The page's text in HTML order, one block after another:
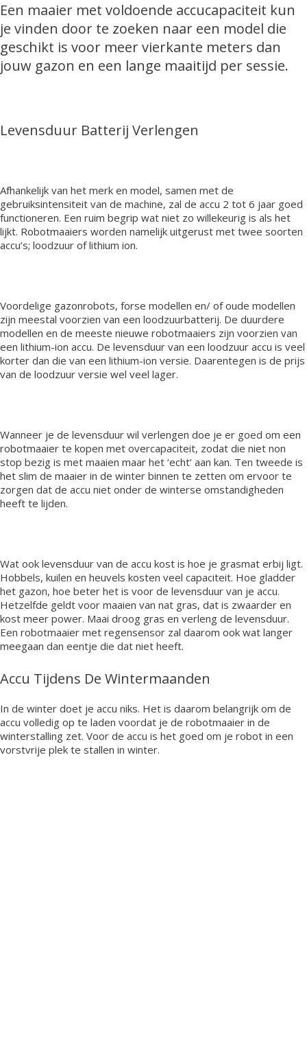
Een maaier met voldoende accucapaciteit kun
je vinden door te zoeken naar een model die
geschikt is voor meer vierkante meters dan
jouw gazon en een lange maaitijd per sessie.
Levensduur Batterij Verlengen
Afhankelijk van het merk en model, samen met de
gebruiksintensiteit van de machine, zal de accu 2 tot 6 jaar goed
functioneren. Een ruim begrip wat niet zo willekeurig is als het
lijkt. Robotmaaiers worden namelijk uitgerust met twee soorten
accu’s; loodzuur of lithium ion.
Voordelige gazonrobots, forse modellen en/ of oude modellen
zijn meestal voorzien van een loodzuurbatterij. De duurdere
modellen en de meeste nieuwe robotmaaiers zijn voorzien van
een lithium-ion accu. De levensduur van een loodzuur accu is veel
korter dan die van een lithium-ion versie. Daarentegen is de prijs
van de loodzuur versie wel veel lager.
Wanneer je de levensduur wil verlengen doe je er goed om een
robotmaaier te kopen met overcapaciteit, zodat die niet non
stop bezig is met maaien maar het ‘echt’ aan kan. Ten tweede is
het slim de maaier in de winter binnen te zetten om ervoor te
zorgen dat de accu niet onder de winterse omstandigheden
heeft te lijden.
Wat ook levensduur van de accu kost is hoe je grasmat erbij ligt.
Hobbels, kuilen en heuvels kosten veel capaciteit. Hoe gladder
het gazon, hoe beter het is voor de levensduur van je accu.
Hetzelfde geldt voor maaien van nat gras, dat is zwaarder en
kost meer power. Maai droog gras en verleng de levensduur.
Een robotmaaier met regensensor zal daarom ook wat langer
meegaan dan eentje die dat niet heeft.
Accu Tijdens De Wintermaanden
In de winter doet je accu niks. Het is daarom belangrijk om de
accu volledig op te laden voordat je de robotmaaier in de
winterstalling zet. Voor de accu is het goed om je robot in een
vorstvrije plek te stallen in winter.